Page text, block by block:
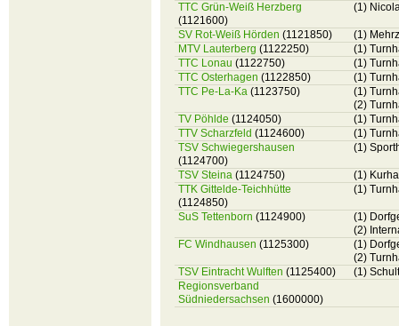
TTC Grün-Weiß Herzberg
(1121600)
(1)
SV Rot-Weiß Hörden (1121850)
(1)
MTV Lauterberg (1122250)
(1)
TTC Lonau (1122750)
(1)
TTC Osterhagen (1122850)
(1)
TTC Pe-La-Ka (1123750)
(1)
(2)
TV Pöhlde (1124050)
(1)
TTV Scharzfeld (1124600)
(1)
TSV Schwiegershausen
(1124700)
(1)
TSV Steina (1124750)
(1)
TTK Gittelde-Teichhütte
(1124850)
(1)
SuS Tettenborn (1124900)
(1)
(2)
FC Windhausen (1125300)
(1)
(2)
TSV Eintracht Wulften (1125400)
(1)
Regionsverband
Südniedersachsen (1600000)